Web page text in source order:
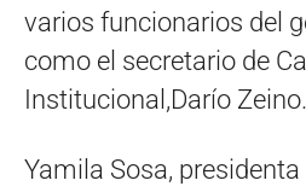
varios funcionarios del
como el secretario de
Institucional,Darío Zeino.
Yamila Sosa,